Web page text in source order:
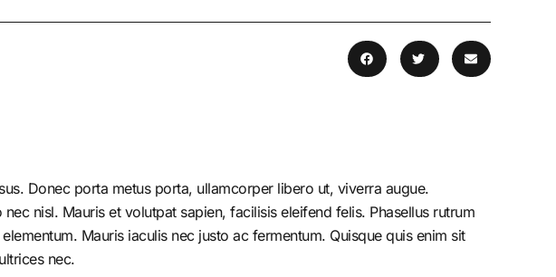
Donec porta metus porta, ullamcorper libero ut, viverra augue.
nisl. Mauris et volutpat sapien, facilisis eleifend felis. Phasellus rutrum
Mauris iaculis nec justo ac fermentum. Quisque quis enim sit
nec.